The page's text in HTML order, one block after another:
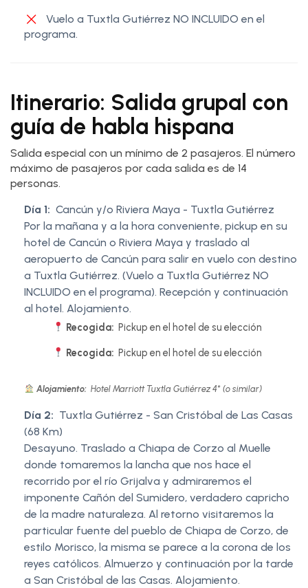
Vuelo a Tuxtla Gutiérrez NO INCLUIDO en el
programa.
Itinerario: Salida grupal con
guía de habla hispana
Salida especial con un mínimo de 2 pasajeros. El número
máximo de pasajeros por cada salida es de 14
personas.
Día 1: Cancún y/o Riviera Maya - Tuxtla Gutiérrez
Por la mañana y a la hora conveniente, pickup en su
hotel de Cancún o Riviera Maya y traslado al
aeropuerto de Cancún para salir en vuelo con destino
a Tuxtla Gutiérrez. (Vuelo a Tuxtla Gutiérrez NO
INCLUIDO en el programa). Recepción y continuación
al hotel. Alojamiento.
Recogida: Pickup en el hotel de su elección
Recogida: Pickup en el hotel de su elección
Alojamiento: Hotel Marriott Tuxtla Gutiérrez 4* (o similar)
Día 2: Tuxtla Gutiérrez - San Cristóbal de Las Casas
(68 Km)
Desayuno. Traslado a Chiapa de Corzo al Muelle
donde tomaremos la lancha que nos hace el
recorrido por el río Grijalva y admiraremos el
imponente Cañón del Sumidero, verdadero capricho
de la madre naturaleza. Al retorno visitaremos la
particular fuente del pueblo de Chiapa de Corzo, de
estilo Morisco, la misma se parece a la corona de los
reyes católicos. Almuerzo y continuación por la tarde
a San Cristóbal de las Casas. Alojamiento.